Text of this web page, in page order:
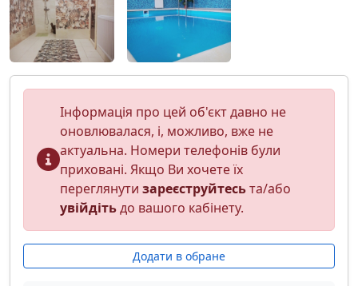
Інформація про цей об'єкт давно не
оновлювалася, і, можливо, вже не
актуальна. Номери телефонів були
приховані. Якщо Ви хочете їх
переглянути зареєструйтесьта/або
увійдітьдо вашого кабінету.
Додати в обране